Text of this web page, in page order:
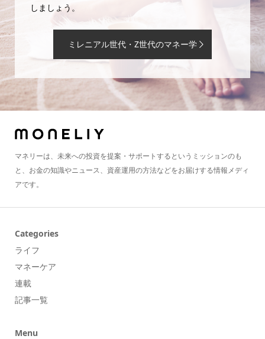
しましょう。
ミレニアル世代・Z世代のマネー学
マネリーは、未来への投資を提案・サポートするというミッションのも
と、お金の知識やニュース、資産運用の方法などをお届けする情報メディ
アです。
Categories
ライフ
マネーケア
連載
記事一覧
Menu